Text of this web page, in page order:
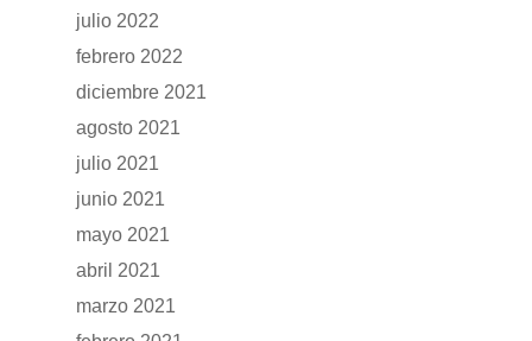
julio 2022
febrero 2022
diciembre 2021
agosto 2021
julio 2021
junio 2021
mayo 2021
abril 2021
marzo 2021